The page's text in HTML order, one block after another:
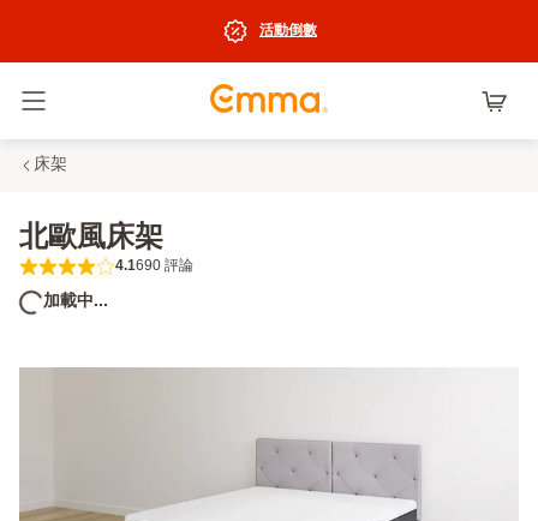
活動倒數
床架
北歐風床架
4.1 out of 5 stars 690 評論
4.1690 評論
加載中...